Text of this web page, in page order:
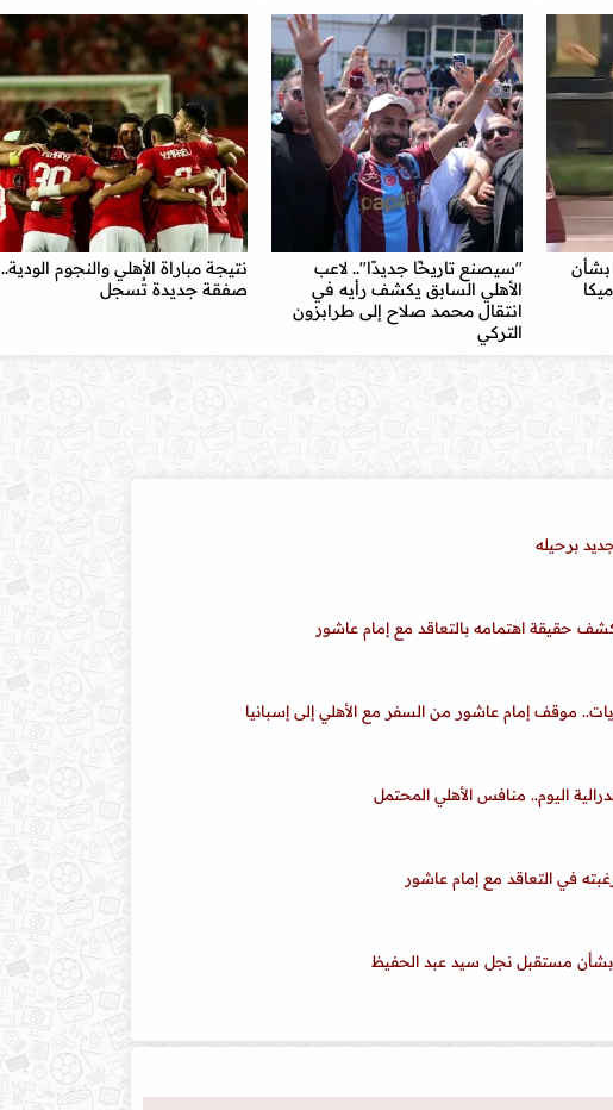
بشأن
"سيصنع تاريخًا جديدًا".. لاعب
الأهلي السابق يكشف رأيه في
انتقال محمد صلاح إلى طرابزون
التركي
نتيجة مباراة الأهلي والنجوم الودية..
صفقة جديدة تُسجل
برحيله
حقيقة اهتمامه بالتعاقد مع إمام عاشور
موقف إمام عاشور من السفر مع الأهلي إلى إسبانيا
اليوم.. منافس الأهلي المحتمل
في التعاقد مع إمام عاشور
بشأن مستقبل نجل سيد عبد الحفيظ